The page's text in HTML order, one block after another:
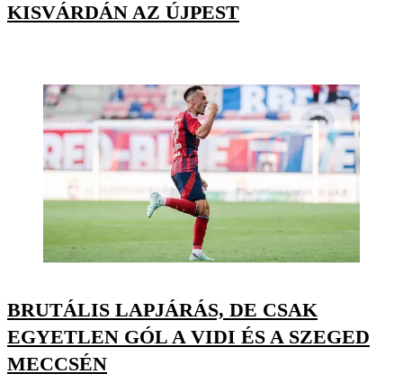
KISVÁRDÁN AZ ÚJPEST
BRUTÁLIS LAPJÁRÁS, DE CSAK
EGYETLEN GÓL A VIDI ÉS A SZEGED
MECCSÉN